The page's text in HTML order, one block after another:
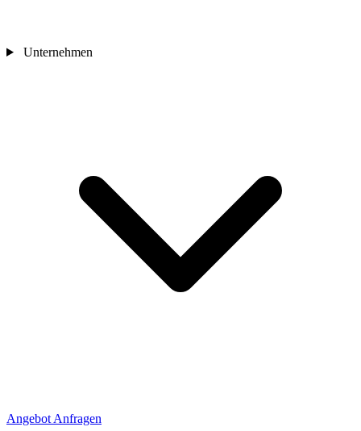
Unternehmen
Angebot Anfragen